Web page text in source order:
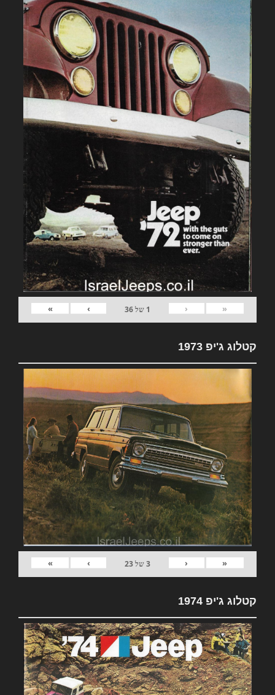
«
‹
1 של36
›
»
קטלוג ג'יפ 1973
«
‹
3של23
›
»
קטלוג ג'יפ 1974